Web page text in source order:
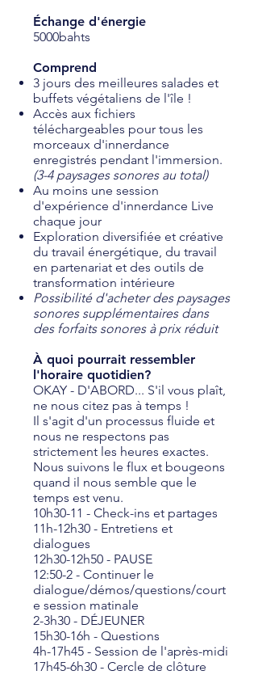
Échange d'énergie
5000bahts
Comprend
3 jours des meilleures salades et
buffets végétaliens de l'île !
Accès aux fichiers
téléchargeables pour tous les
morceaux d'innerdance
enregistrés pendant l'immersion.
(3-4 paysages sonores au total)
Au moins une session
d'expérience d'innerdance Live
chaque jour
Exploration diversifiée et créative
du travail énergétique, du travail
en partenariat et des outils de
transformation intérieure
Possibilité d'acheter des paysages
sonores supplémentaires dans
des forfaits sonores à prix réduit
À quoi pourrait ressembler
l'horaire quotidien?
OKAY - D'ABORD... S'il vous plaît,
ne nous citez pas à temps !
Il s'agit d'un processus fluide et
nous ne respectons pas
strictement les heures exactes.
Nous suivons le flux et bougeons
quand il nous semble que le
temps est venu.
10h30-11 - Check-ins et partages
11h-12h30 - Entretiens et
dialogues
12h30-12h50 - PAUSE
12:50-2 - Continuer le
dialogue/démos/questions/court
e session matinale
2-3h30 - DÉJEUNER
15h30-16h - Questions
4h-17h45 - Session de l'après-midi
17h45-6h30 - Cercle de clôture